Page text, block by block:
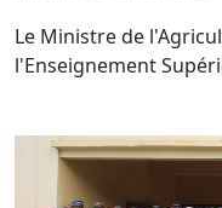
Le Ministre de
l'Enseignement